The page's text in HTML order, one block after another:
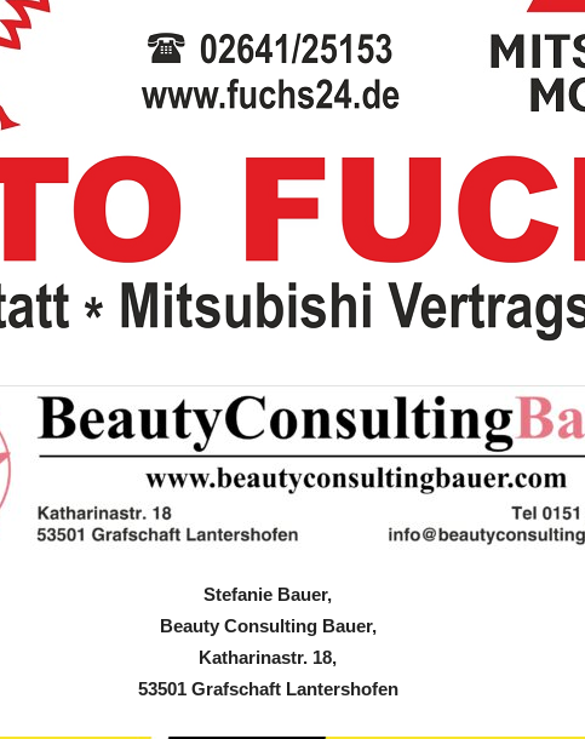
Stefanie Bauer,
Beauty Consulting Bauer,
Katharinastr. 18,
53501 Grafschaft Lantershofen